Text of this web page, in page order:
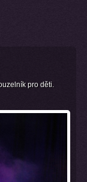
pro děti.